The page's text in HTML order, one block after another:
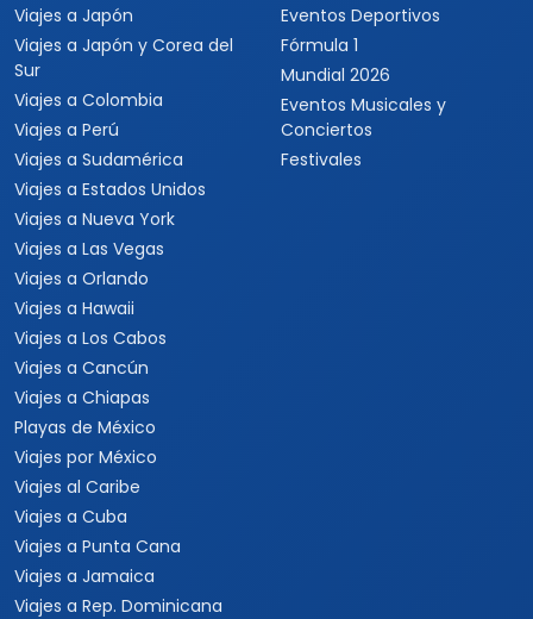
Viajes a Japón
Viajes a Japón y Corea del
Sur
Viajes a Colombia
Viajes a Perú
Viajes a Sudamérica
Viajes a Estados Unidos
Viajes a Nueva York
Viajes a Las Vegas
Viajes a Orlando
Viajes a Hawaii
Viajes a Los Cabos
Viajes a Cancún
Viajes a Chiapas
Playas de México
Viajes por México
Viajes al Caribe
Viajes a Cuba
Viajes a Punta Cana
Viajes a Jamaica
Viajes a Rep. Dominicana
Eventos Deportivos
Fórmula 1
Mundial 2026
Eventos Musicales y
Conciertos
Festivales